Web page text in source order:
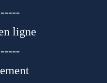
ligne